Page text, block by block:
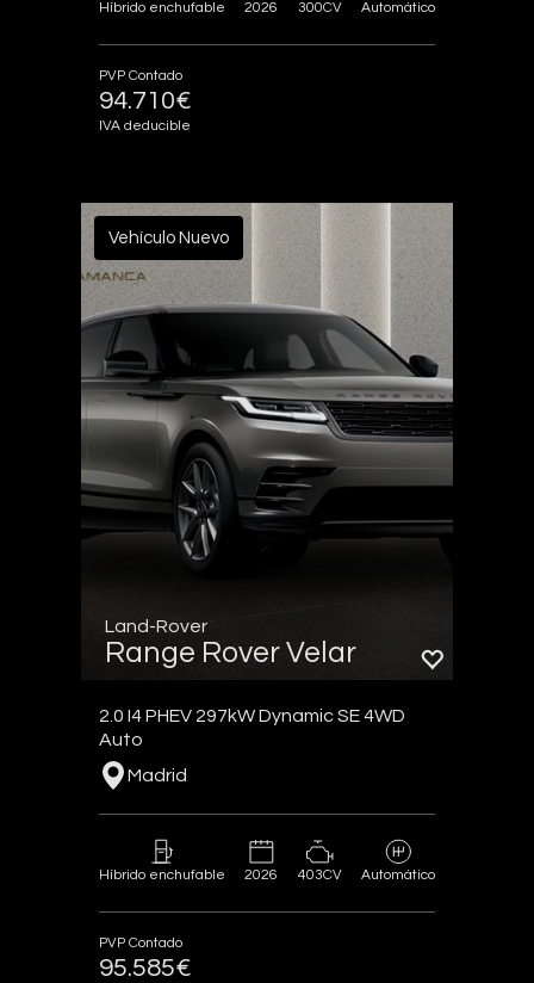
Híbrido enchufable 2026 300CV Automático
PVP Contado
94.710€
IVA deducible
Vehículo Nuevo
Land-Rover
Range Rover Velar
2.0 I4 PHEV 297kW Dynamic SE 4WD
Auto
Madrid
Híbrido enchufable 2026 403CV Automático
PVP Contado
95.585€